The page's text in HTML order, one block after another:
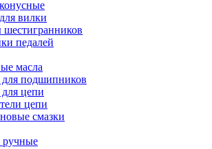
вилки
педалей
масла
подшипников
цепи
цепи
смазки